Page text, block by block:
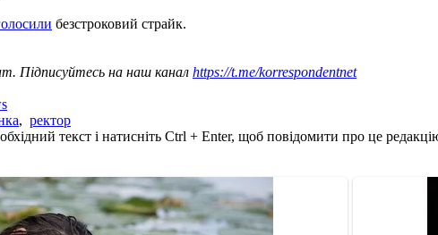
безстроковий страйк.
Підписуйтесь на наш канал https://t.me/korrespondentnet
, ректор
текст і натисніть Ctrl + Enter, щоб повідомити про це